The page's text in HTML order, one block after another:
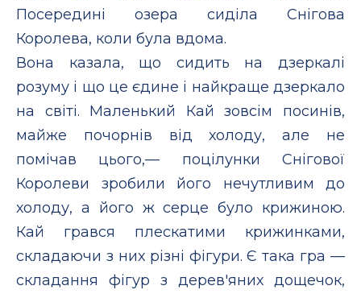
Посередині озера сиділа Снігова
Королева, коли була вдома.
Вона казала, що сидить на дзеркалі
розуму і що це єдине і найкраще дзеркало
на світі. Маленький Кай зовсім посинів,
майже почорнів від холоду, але не
помічав цього,— поцілунки Снігової
Королеви зробили його нечутливим до
холоду, а його ж серце було крижиною.
Кай грався плескатими крижинками,
складаючи з них різні фігури. Є така гра —
складання фігур з дерев'яних дощечок,